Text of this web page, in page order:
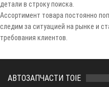
детали в строку поиска.
Ассортимент товара постоянно
следим за ситуацией на рынке и
требования клиентов.
АВТОЗАПЧАСТИ TOIE